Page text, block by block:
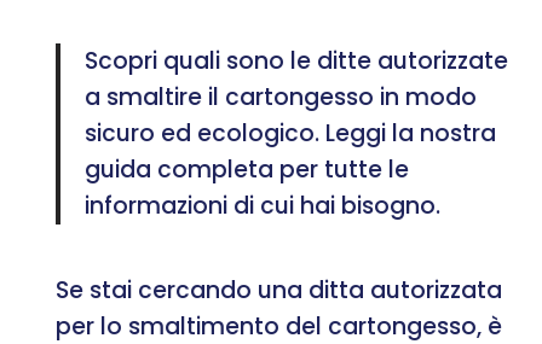
Scopri quali sono le ditte autorizzate
a smaltire il cartongesso in modo
sicuro ed ecologico. Leggi la nostra
guida completa per tutte le
informazioni di cui hai bisogno.
Se stai cercando una ditta autorizzata
per lo smaltimento del cartongesso, è